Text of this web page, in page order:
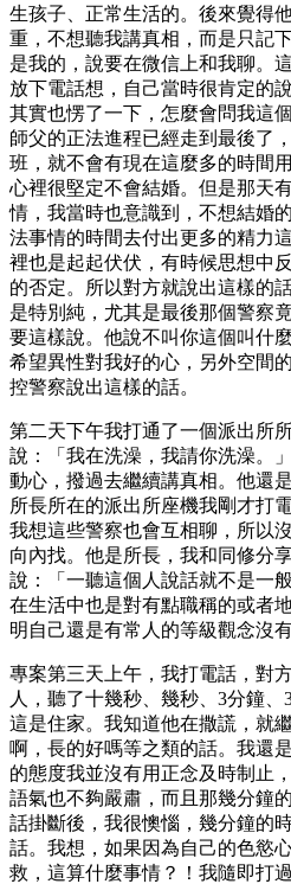
生孩子、正常生活的。後來覺得
重，不想聽我講真相，而是只記
是我的，說要在微信上和我聊。
放下電話想，自己當時很肯定的
其實也愣了一下，怎麼會問我這
師父的正法進程已經走到最後了
班，就不會有現在這麼多的時間
心裡很堅定不會結婚。但是那天
情，我當時也意識到，不想結婚
法事情的時間去付出更多的精力
裡也是起起伏伏，有時候思想中
的否定。所以對方就說出這樣的
是特別純，尤其是最後那個警察
要這樣說。他說不叫你這個叫什
希望異性對我好的心，另外空間
控警察說出這樣的話。
第二天下午我打通了一個派出所
說：「我在洗澡，我請你洗澡。
動心，撥過去繼續講真相。他還
所長所在的派出所座機我剛才打
我想這些警察也會互相聊，所以
向內找。他是所長，我和同修分
說：「一聽這個人說話就不是一
在生活中也是對有點職稱的或者
明自己還是有常人的等級觀念沒有
專案第三天上午，我打電話，對
人，聽了十幾秒、幾秒、3分鐘
這是住家。我知道他在撒謊，就
啊，長的好嗎等之類的話。我還
的態度我並沒有用正念及時制止
語氣也不夠嚴肅，而且那幾分鐘
話掛斷後，我很懊惱，幾分鐘的
話。我想，如果因為自己的色慾
救，這算什麼事情？！我隨即打